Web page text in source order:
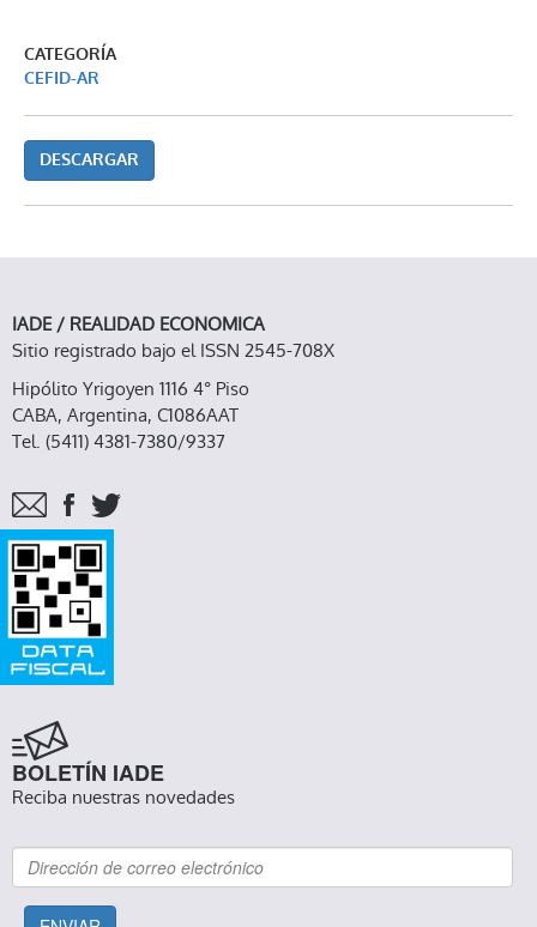
CATEGORÍA
CEFID-AR
DESCARGAR
IADE / REALIDAD ECONOMICA
Sitio registrado bajo el ISSN 2545-708X
Hipólito Yrigoyen 1116 4° Piso
CABA, Argentina, C1086AAT
Tel. (5411) 4381-7380/9337
BOLETÍN IADE
Reciba nuestras novedades